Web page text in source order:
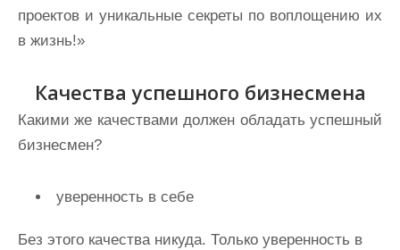
проектов и уникальные секреты по воплощению их
в жизнь!»
Качества успешного бизнесмена
Какими же качествами должен обладать успешный
бизнесмен?
уверенность в себе
Без этого качества никуда. Только уверенность в